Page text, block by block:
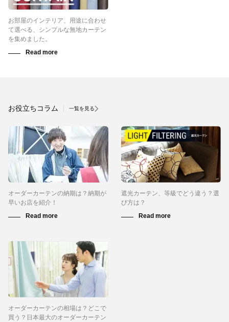
お部屋のインテリア、用途に合わせ
て選べる、シンプルな無地カーテン
を集めました。
お役立ちコラム 一覧を見る
オーダーカーテンの納期は？納期が
早いお店を紹介！
遮光カーテン、等級でどう違う？選
び方は？
オーダーカーテンの相場は？どこで
買う？日本最大のオーダーカーテン